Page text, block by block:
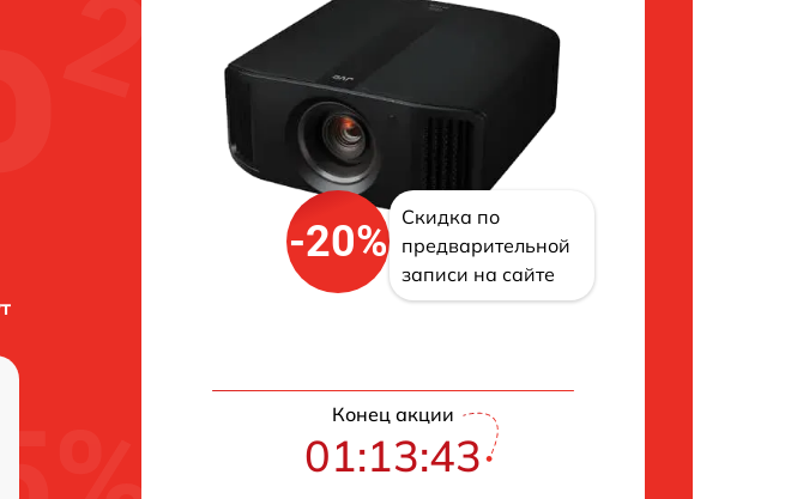
-20%
Скидка по
предварительной
записи на сайте
Конец акции
01:13:42